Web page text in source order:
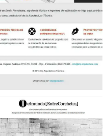
Diseño web Arquitectura
Técnica